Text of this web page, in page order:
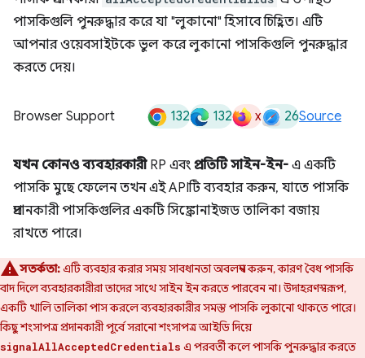
পাসকিগুলি পুনরুদ্ধার করে যা "লুকানো" হিসাবে চিহ্নিত। এটি
আপনার ওয়েবসাইটকে ভুল করে লুকানো পাসকিগুলি পুনরুদ্ধার
করতে দেয়।
Browser Support 132 132 x 26Source
যখন কোনও ব্যবহারকারীRP এবং প্রতিটি সাইন-ইন- এ একটি
পাসকি মুছে ফেলেন তখন এই APIটি ব্যবহার করুন, যাতে পাসকি
প্রদানকারী পাসকিগুলির একটি সিঙ্ক্রোনাইজড তালিকা বজায়
রাখতে পারে।
সতর্কতা:এটি ব্যবহার করার সময় সাবধানতা অবলম্বন করুন, কারণ বৈধ পাসকি
বাদ দিলে ব্যবহারকারীরা তাদের সাথে সাইন ইন করতে পারবেন না। উদাহরণস্বরূপ,
একটি খালি তালিকা পাস করলে ব্যবহারকারীর সমস্ত পাসকি লুকানো থাকতে পারে।
কিছু শংসাপত্র প্রদানকারী পূর্বে সরানো শংসাপত্র আইডি দিয়ে
signalAllAcceptedCredentials এ পরবর্তী কলে পাসকি পুনরুদ্ধার করতে